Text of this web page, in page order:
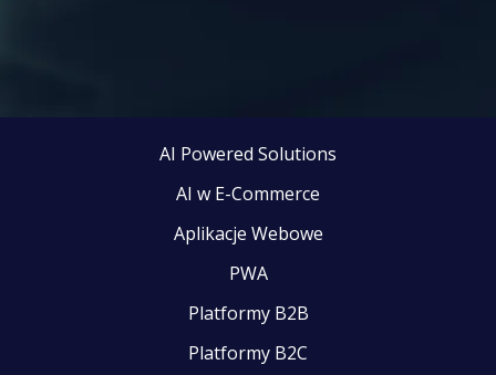
AI Powered Solutions
AI w E-Commerce
Aplikacje Webowe
PWA
Platformy B2B
Platformy B2C